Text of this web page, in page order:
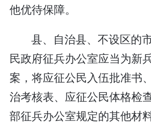
他优待保障。
县、自治县、不设区的
民政府征兵办公室应当为新
案，将应征公民入伍批准书
治考核表、应征公民体格检
部征兵办公室规定的其他材